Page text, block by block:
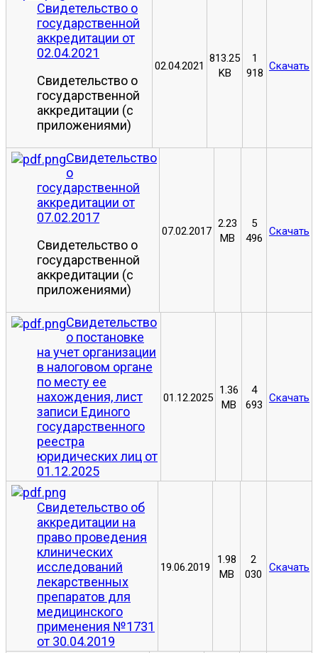
Свидетельство о
государственной
аккредитации от
02.04.2021
Свидетельство о
государственной
аккредитации (с
приложениями)
02.04.2021
813.25
KB
1
918
Скачать
Свидетельство
о
государственной
аккредитации от
07.02.2017
Свидетельство о
государственной
аккредитации (с
приложениями)
07.02.2017
2.23
MB
5
496
Скачать
Свидетельство
о постановке
на учет организации
в налоговом органе
по месту ее
нахождения, лист
записи Единого
государственного
реестра
юридических лиц от
01.12.2025
01.12.2025
1.36
MB
4
693
Скачать
Свидетельство об
аккредитации на
право проведения
клинических
исследований
лекарственных
препаратов для
медицинского
применения №1731
от 30.04.2019
19.06.2019
1.98
MB
2
030
Скачать